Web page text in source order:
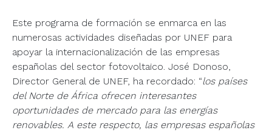
Este programa de formación se enmarca en las
numerosas actividades diseñadas por UNEF para
apoyar la internacionalización de las empresas
españolas del sector fotovoltaico. José Donoso,
Director General de UNEF, ha recordado: “los países
del Norte de África ofrecen interesantes
oportunidades de mercado para las energías
renovables. A este respecto, las empresas españolas